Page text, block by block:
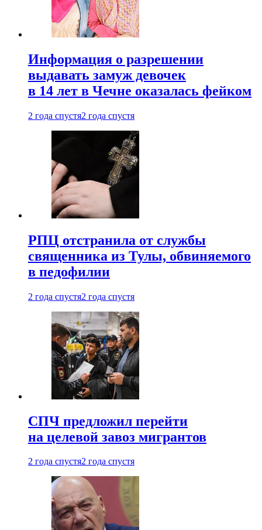
Информация о разрешении
выдавать замуж девочек
в 14 лет в Чечне оказалась фейком
2 года спустя2 года спустя
РПЦ отстранила от службы
священника из Тулы, обвиняемого
в педофилии
2 года спустя2 года спустя
СПЧ предложил перейти
на целевой завоз мигрантов
2 года спустя2 года спустя